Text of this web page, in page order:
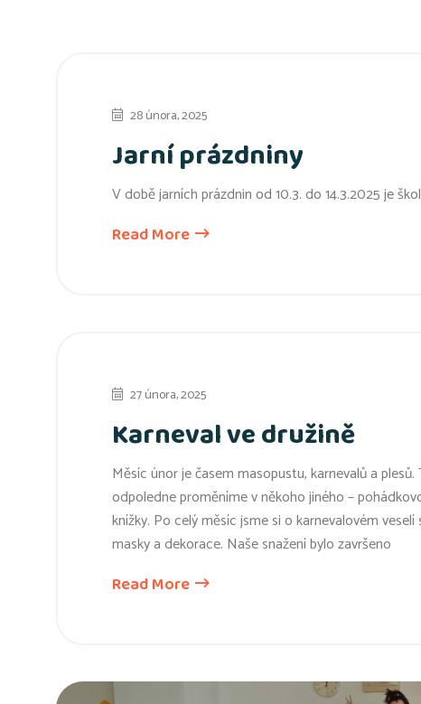
28 února, 2025
Jarní prázdniny
V době jarních prázdnin od 10.3. do 14.3.2025 je
Read More
27 února, 2025
Karneval ve družině
Měsíc únor je časem masopustu, karnevalů a
odpoledne proměníme v někoho jiného –
knížky. Po celý měsíc jsme si o karnevalovém
masky a dekorace. Naše snažení bylo završeno
Read More